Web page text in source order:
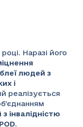
Наразі його
людей з
і
реалізується
інвалідністю
.